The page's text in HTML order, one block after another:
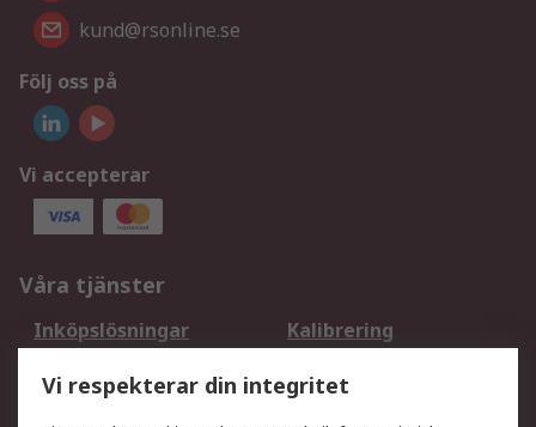
kund@rsonline.se
Följ oss på
Vi accepterar
Våra tjänster
Inköpslösningar
Kalibrering
DesignSpark
Teknisk Support
Vi respekterar din integritet